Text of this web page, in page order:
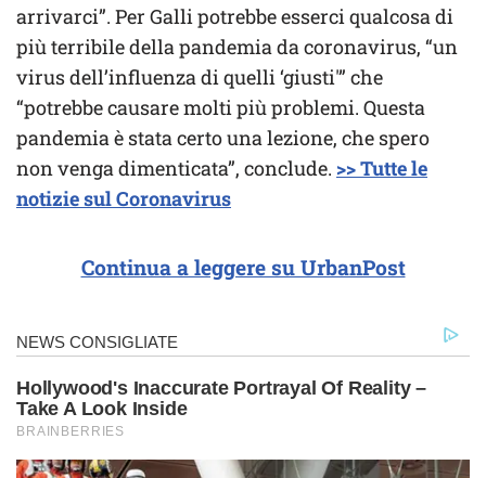
arrivarci”. Per Galli potrebbe esserci qualcosa di
più terribile della pandemia da coronavirus, “un
virus dell’influenza di quelli ‘giusti'” che
“potrebbe causare molti più problemi. Questa
pandemia è stata certo una lezione, che spero
non venga dimenticata”, conclude. >> Tutte le
notizie sul Coronavirus
Continua a leggere su UrbanPost